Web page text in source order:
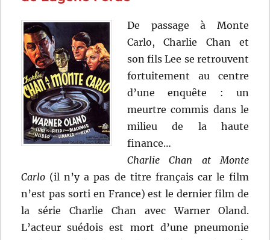
De passage à Monte
Carlo, Charlie Chan et
son fils Lee se retrouvent
fortuitement au centre
d’une enquête : un
meurtre commis dans le
milieu de la haute
finance…
Charlie Chan at Monte
Carlo (il n’y a pas de titre français car le film
n’est pas sorti en France) est le dernier film de
la série Charlie Chan avec Warner Oland.
L’acteur suédois est mort d’une pneumonie